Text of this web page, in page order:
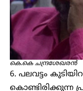
കെ.കെ ചന്ദ്രശേഖരൻ
6. പലവട്ടം
കൊണ്ടിരിക്കുന്ന